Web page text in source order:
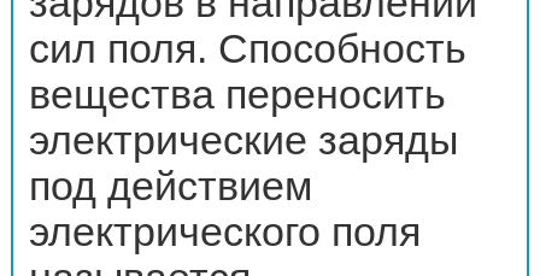
сил поля. Способность
вещества переносить
электрические заряды
под действием
электрического поля